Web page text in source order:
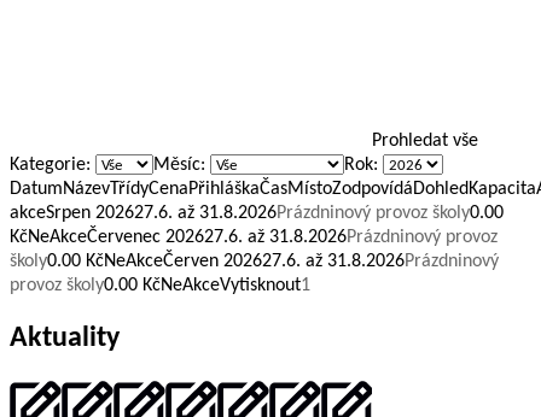
Prohledat vše
Kategorie:
Měsíc:
Rok:
akceSrpen 202627.6. až 31.8.2026Prázdninový provoz školy0.00
KčNeAkceČervenec 202627.6. až 31.8.2026Prázdninový provoz
školy0.00 KčNeAkceČerven 202627.6. až 31.8.2026Prázdninový
provoz školy0.00 KčNeAkceVytisknout1
Aktuality